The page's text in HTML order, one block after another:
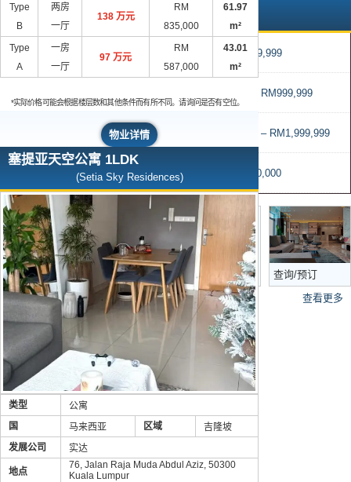
售价
RM0 – RM499,999
RM500,000 – RM999,999
RM1,000,000 – RM1,999,999
超过 RM2,000,000
马来西亚房产购
买流程
查询/预订
查看更多
Type
B
两房
一厅
138 万元
RM
835,000
61.97
m²
Type
A
一房
一厅
97 万元
RM
587,000
43.01
m²
*实际价格可能会根据楼层数和其他条件而有所不同。请询问是否有空位。
物业详情
塞提亚天空公寓 1LDK
(Setia Sky Residences)
类型
公寓
国
马来西亚 区域
吉隆坡
发展公司
实达
地点
76, Jalan Raja Muda Abdul Aziz, 50300
Kuala Lumpur